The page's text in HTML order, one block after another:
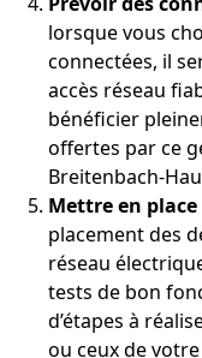
lorsque vous
connectées, il
accès réseau
bénéficier
offertes par ce
Breitenbach-
Mettre en
placement des
réseau
tests de bon
d’étapes à
ou ceux de